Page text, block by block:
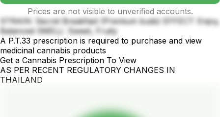
Prices are not visible to unverified accounts.
STRAIN: Secret Breakfast (Premium buds) EFFECT: Enjoy,
Balanced SMELL: Sweet, Fruity
A P.T.33 prescription is required to purchase and view
medicinal cannabis products
Get a Cannabis Prescription To View
AS PER RECENT REGULATORY CHANGES IN
THAILAND